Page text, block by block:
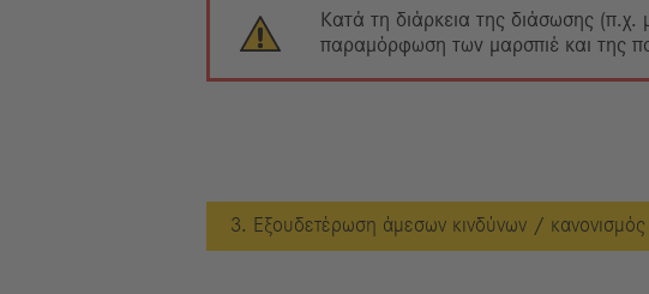
Κατά τη διάρκεια της διάσωσης (π.χ.
παραμόρφωση των μαρσπιέ και της
3. Εξουδετέρωση άμεσων κινδύνων / κανονισμός